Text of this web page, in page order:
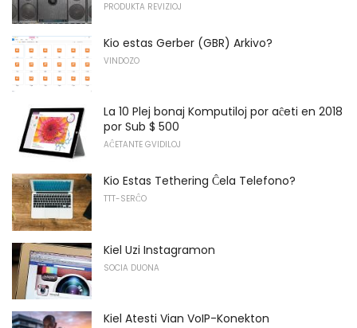
PRODUKTA REVIZIOJ
Kio estas Gerber (GBR) Arkivo?
VINDOZO
La 10 Plej bonaj Komputiloj por aĉeti en 2018
por Sub $ 500
AĈETANTE GVIDILOJ
Kio Estas Tethering Ĉela Telefono?
TTT-SERĈO
Kiel Uzi Instagramon
SOCIA DUONA
Kiel Atesti Vian VoIP-Konekton